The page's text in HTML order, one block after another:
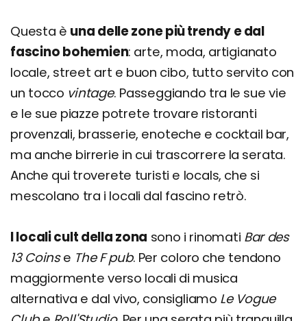
Questa è una delle zone più trendy e dal
fascino bohemien: arte, moda, artigianato
locale, street art e buon cibo, tutto servito con
un tocco vintage. Passeggiando tra le sue vie
e le sue piazze potrete trovare ristoranti
provenzali, brasserie, enoteche e cocktail bar,
ma anche birrerie in cui trascorrere la serata.
Anche qui troverete turisti e locals, che si
mescolano tra i locali dal fascino retrò.
I locali cult della zona sono i rinomati Bar des
13 Coinse The F pub. Per coloro che tendono
maggiormente verso locali di musica
alternativa e dal vivo, consigliamo Le Vogue